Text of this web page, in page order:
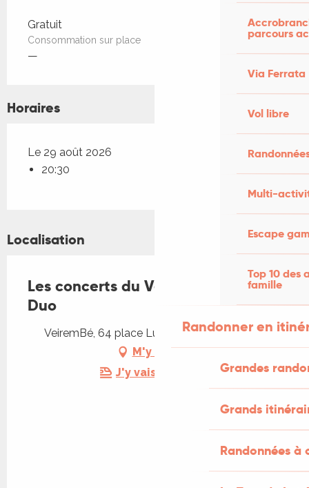
parcours
Via Ferrata
Vol libre
Multi-
Escape
Top 10 des
famille
Randonner en
Grandes
Grands
Randonnées
Tarifs 2026
Gratuit
Consommation sur place
—
Horaires
Le 29 août 2026
20:30
Localisation
Les concerts du Veirem Bé : Basa
Duo
VeiremBé, 64 place Lucturius, 46110 Vayrac
M'y rendre
J'y vais en train !